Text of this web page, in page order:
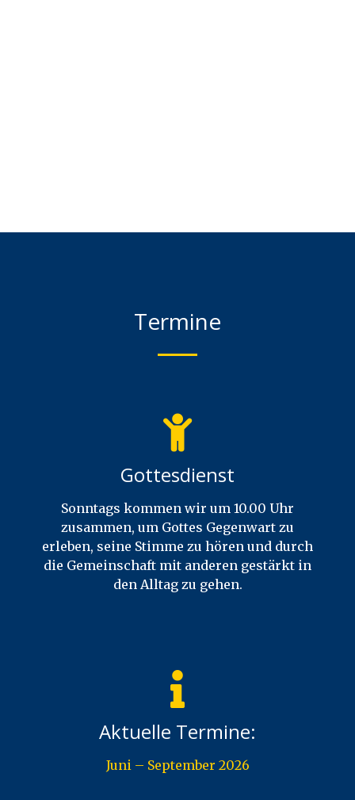
Termine
Gottesdienst
Sonntags kommen wir um 10.00 Uhr
zusammen, um Gottes Gegenwart zu
erleben, seine Stimme zu hören und durch
die Gemeinschaft mit anderen gestärkt in
den Alltag zu gehen.
Aktuelle Termine:
Juni – September 2026